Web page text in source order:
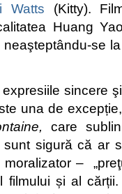
Watts (Kitty).
Huang
se
sincere
una de
care
sigură că ar
–
și al